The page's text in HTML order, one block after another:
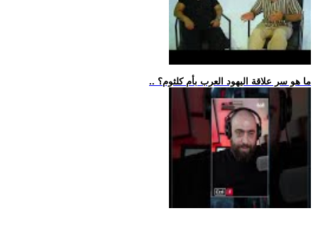
.. ما هو سر علاقة اليهود العرب بأم كلثوم؟